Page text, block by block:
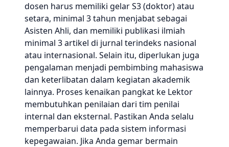
dosen harus memiliki gelar S3 (doktor) atau
setara, minimal 3 tahun menjabat sebagai
Asisten Ahli, dan memiliki publikasi ilmiah
minimal 3 artikel di jurnal terindeks nasional
atau internasional. Selain itu, diperlukan juga
pengalaman menjadi pembimbing mahasiswa
dan keterlibatan dalam kegiatan akademik
lainnya. Proses kenaikan pangkat ke Lektor
membutuhkan penilaian dari tim penilai
internal dan eksternal. Pastikan Anda selalu
memperbarui data pada sistem informasi
kepegawaian. Jika Anda gemar bermain